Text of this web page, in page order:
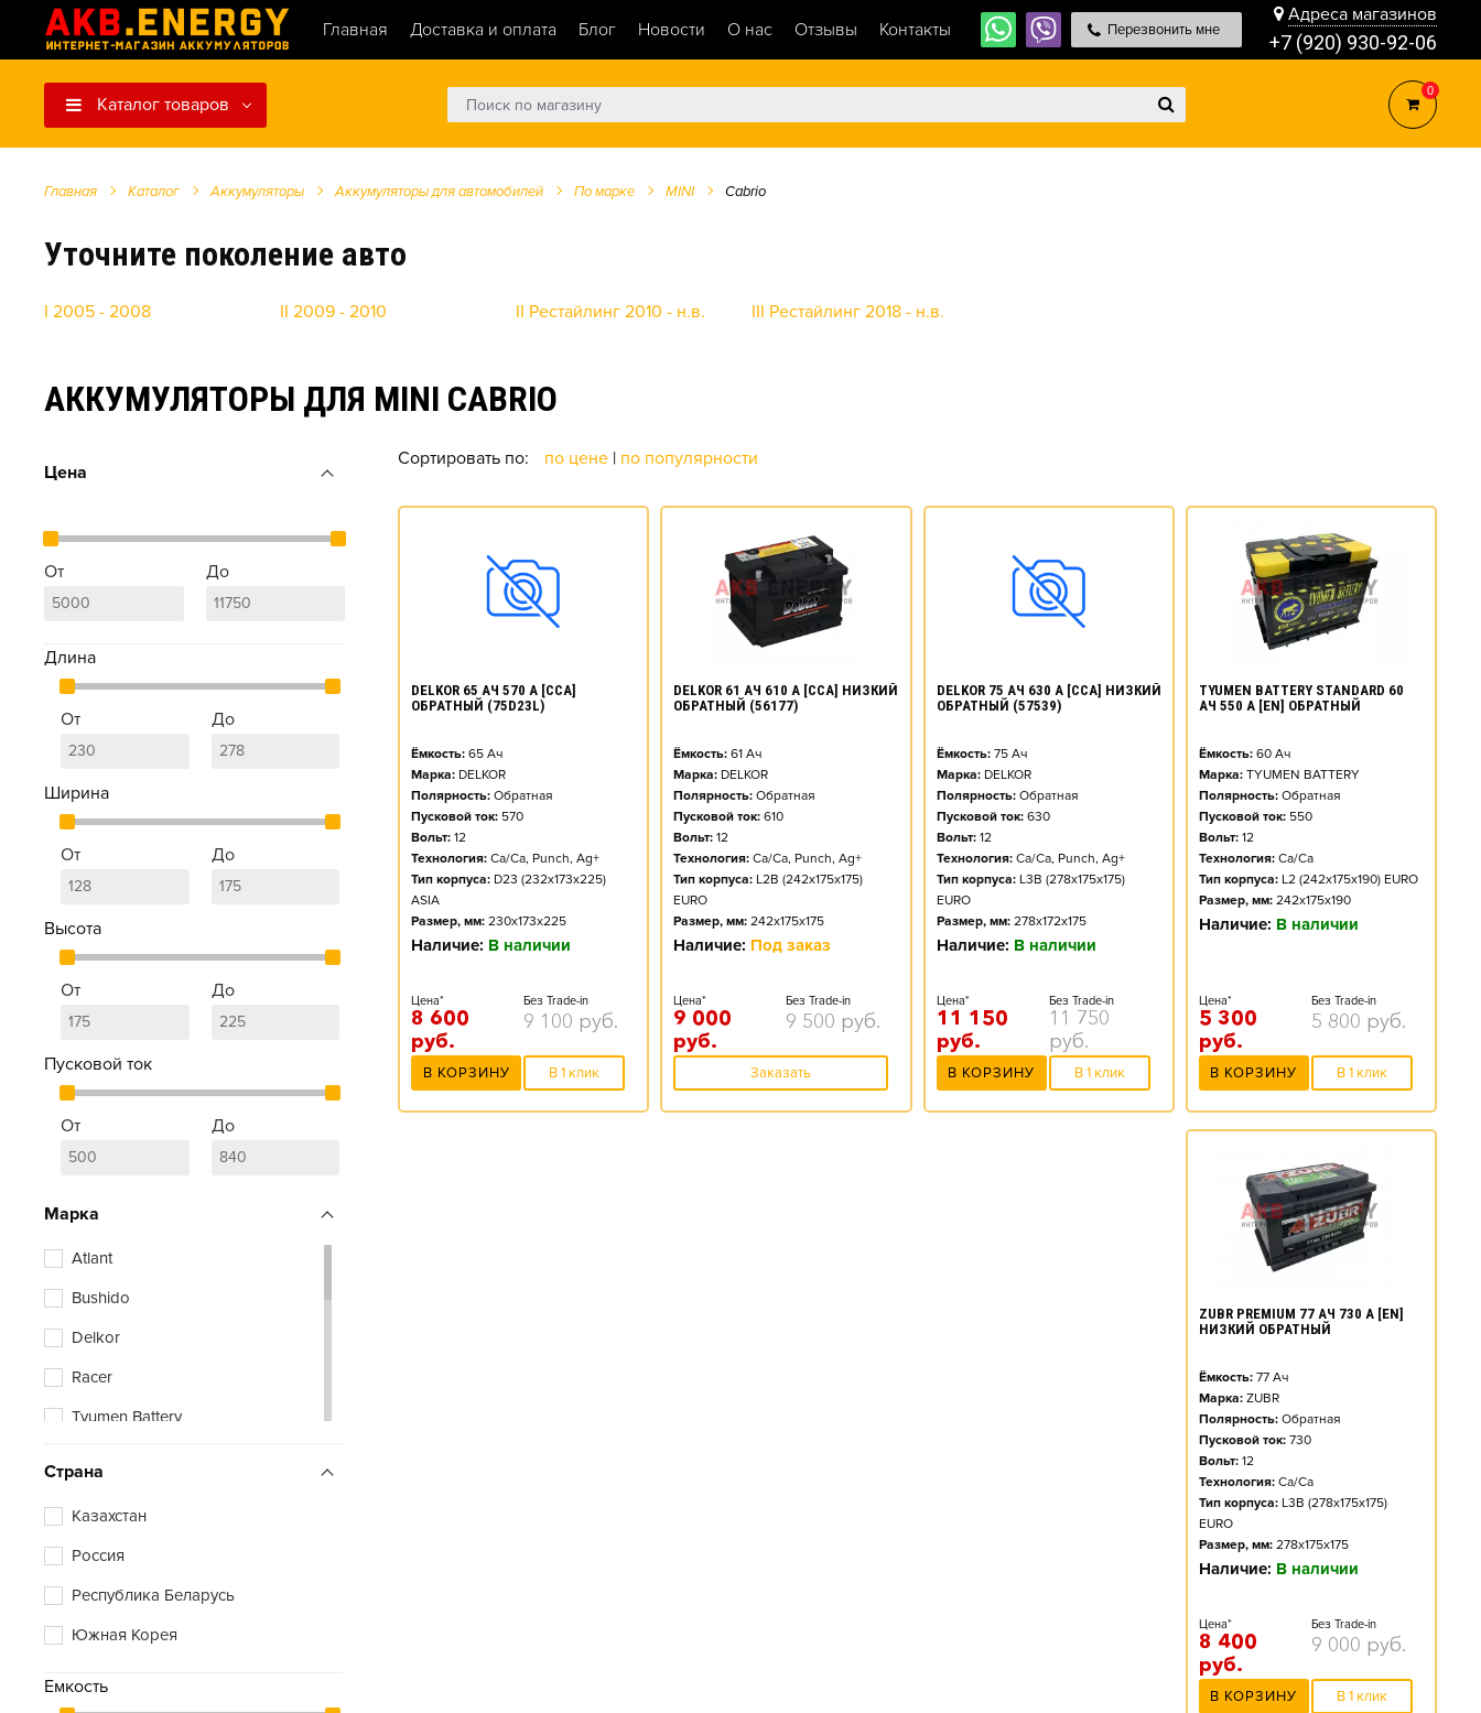
Главная Доставка и оплата Блог Новости О нас Отзывы Контакты Перезвонить мне
Адреса магазинов
+7 (920) 930-92-06
Каталог товаров
0
Главная Каталог Аккумуляторы Аккумуляторы для автомобилей По марке MINI Cabrio
Уточните поколение авто
I 2005 - 2008 II 2009 - 2010 II Рестайлинг 2010 - н.в. III Рестайлинг 2018 - н.в.
АККУМУЛЯТОРЫ ДЛЯ MINI CABRIO
Цена
От До
Длина
От До
Ширина
От До
Высота
От До
Пусковой ток
От До
Марка
Atlant
Bushido
Delkor
Racer
Tyumen Battery
Страна
Казахстан
Россия
Республика Беларусь
Южная Корея
Емкость
Сортировать по: по цене | по популярности
DELKOR 65 АЧ 570 А [CCA]
ОБРАТНЫЙ (75D23L)
Ёмкость: 65 Ач
Марка: DELKOR
Полярность: Обратная
Пусковой ток: 570
Вольт: 12
Технология: Ca/Ca, Punch, Ag+
Тип корпуса: D23 (232x173x225)
ASIA
Размер, мм: 230x173x225
Наличие: В наличии
Цена*
8 600
руб.
Без Trade-in
9 100 руб.
В КОРЗИНУ В 1 клик
DELKOR 61 АЧ 610 А [CCA] НИЗКИЙ
ОБРАТНЫЙ (56177)
Ёмкость: 61 Ач
Марка: DELKOR
Полярность: Обратная
Пусковой ток: 610
Вольт: 12
Технология: Ca/Ca, Punch, Ag+
Тип корпуса: L2B (242x175x175)
EURO
Размер, мм: 242x175x175
Наличие: Под заказ
Цена*
9 000
руб.
Без Trade-in
9 500 руб.
Заказать
DELKOR 75 АЧ 630 А [CCA] НИЗКИЙ
ОБРАТНЫЙ (57539)
Ёмкость: 75Ач
Марка: DELKOR
Полярность: Обратная
Пусковой ток: 630
Вольт: 12
Технология: Ca/Ca, Punch, Ag+
Тип корпуса: L3B (278x175x175)
EURO
Размер, мм: 278x172x175
Наличие: В наличии
Цена*
11 150
руб.
Без Trade-in
11 750
руб.
В КОРЗИНУ В 1 клик
TYUMEN BATTERY STANDARD 60
АЧ 550 А [EN] ОБРАТНЫЙ
Ёмкость: 60Ач
Марка: TYUMEN BATTERY
Полярность: Обратная
Пусковой ток: 550
Вольт: 12
Технология: Ca/Ca
Тип корпуса: L2 (242x175x190) EURO
Размер, мм: 242x175x190
Наличие: В наличии
Цена*
5 300
руб.
Без Trade-in
5 800 руб.
В КОРЗИНУ В 1 клик
ZUBR PREMIUM 77 АЧ 730 А [EN]
НИЗКИЙ ОБРАТНЫЙ
Ёмкость: 77Ач
Марка: ZUBR
Полярность: Обратная
Пусковой ток: 730
Вольт: 12
Технология: Ca/Ca
Тип корпуса: L3B (278x175x175)
EURO
Размер, мм: 278x175x175
Наличие: В наличии
Цена*
8 400
руб.
Без Trade-in
9 000 руб.
В КОРЗИНУ В 1 клик